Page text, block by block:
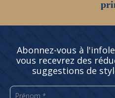
Abonnez-vous à
vous recevrez des
suggestions de